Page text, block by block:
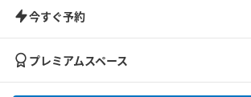
今すぐ予約
プレミアムスペース